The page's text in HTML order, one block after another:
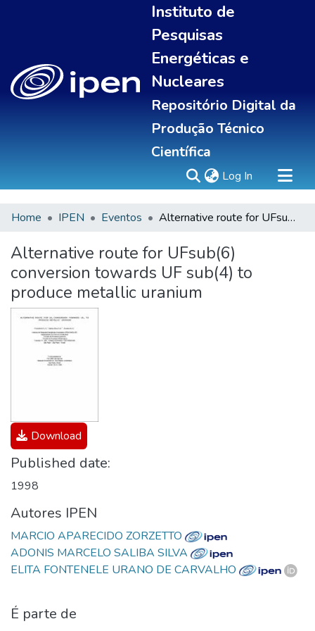
Instituto de
Pesquisas
Energéticas e
Nucleares
Repositório Digital da
Produção Técnico
Científica
Log In (current)
Sobre
Communities & Collections
All of DSpace
Statistics
Home IPEN Eventos Alternative route for UFsub(6) conversion towards UF sub(4) to produce metallic uranium
Alternative route for UFsub(6)
conversion towards UF sub(4) to
produce metallic uranium
Download
Published date:
1998
Autores IPEN
MARCIO APARECIDO ZORZETTO
ADONIS MARCELO SALIBA SILVA
ELITA FONTENELE URANO DE CARVALHO
É parte de